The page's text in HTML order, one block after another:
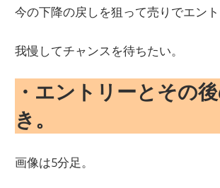
今の下降の戻しを狙って売りでエント
我慢してチャンスを待ちたい。
・エントリーとその
き。
画像は5分足。